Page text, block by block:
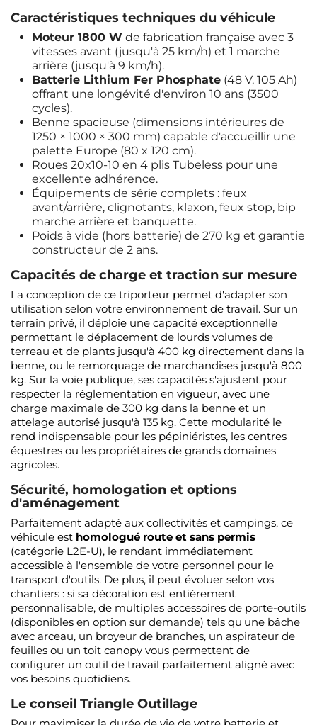
Caractéristiques techniques du véhicule
Moteur 1800 W de fabrication française avec 3
vitesses avant (jusqu'à 25 km/h) et 1 marche
arrière (jusqu'à 9 km/h).
Batterie Lithium Fer Phosphate (48 V, 105 Ah)
offrant une longévité d'environ 10 ans (3500
cycles).
Benne spacieuse (dimensions intérieures de
1250 × 1000 × 300 mm) capable d'accueillir une
palette Europe (80 x 120 cm).
Roues 20x10-10 en 4 plis Tubeless pour une
excellente adhérence.
Équipements de série complets : feux
avant/arrière, clignotants, klaxon, feux stop, bip
marche arrière et banquette.
Poids à vide (hors batterie) de 270 kg et garantie
constructeur de 2 ans.
Capacités de charge et traction sur mesure
La conception de ce triporteur permet d'adapter son
utilisation selon votre environnement de travail. Sur un
terrain privé, il déploie une capacité exceptionnelle
permettant le déplacement de lourds volumes de
terreau et de plants jusqu'à 400 kg directement dans la
benne, ou le remorquage de marchandises jusqu'à 800
kg. Sur la voie publique, ses capacités s'ajustent pour
respecter la réglementation en vigueur, avec une
charge maximale de 300 kg dans la benne et un
attelage autorisé jusqu'à 135 kg. Cette modularité le
rend indispensable pour les pépiniéristes, les centres
équestres ou les propriétaires de grands domaines
agricoles.
Sécurité, homologation et options
d'aménagement
Parfaitement adapté aux collectivités et campings, ce
véhicule est homologué route et sans permis
(catégorie L2E-U), le rendant immédiatement
accessible à l'ensemble de votre personnel pour le
transport d'outils. De plus, il peut évoluer selon vos
chantiers : si sa décoration est entièrement
personnalisable, de multiples accessoires de porte-outils
(disponibles en option sur demande) tels qu'une bâche
avec arceau, un broyeur de branches, un aspirateur de
feuilles ou un toit canopy vous permettent de
configurer un outil de travail parfaitement aligné avec
vos besoins quotidiens.
Le conseil Triangle Outillage